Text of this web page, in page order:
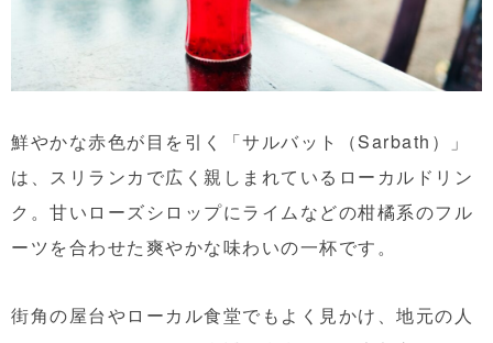
鮮やかな赤色が目を引く「サルバット（Sarbath）」
は、スリランカで広く親しまれているローカルドリン
ク。甘いローズシロップにライムなどの柑橘系のフル
ーツを合わせた爽やかな味わいの一杯です。
街角の屋台やローカル食堂でもよく見かけ、地元の人